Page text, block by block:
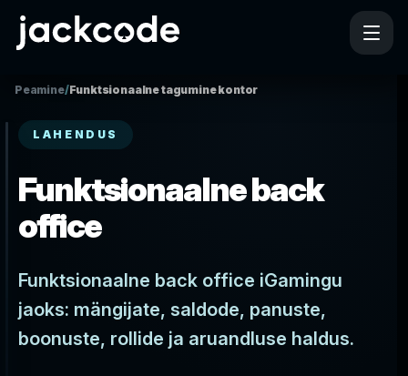
Peamine/Funktsionaalne tagumine kontor
LAHENDUS
Funktsionaalne back
office
Funktsionaalne back office iGamingu
jaoks: mängijate, saldode, panuste,
boonuste, rollide ja aruandluse haldus.